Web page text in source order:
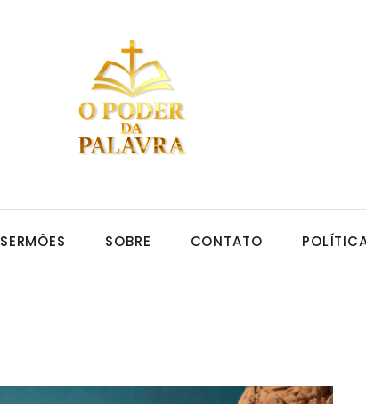
SERMÕES SOBRE CONTATO